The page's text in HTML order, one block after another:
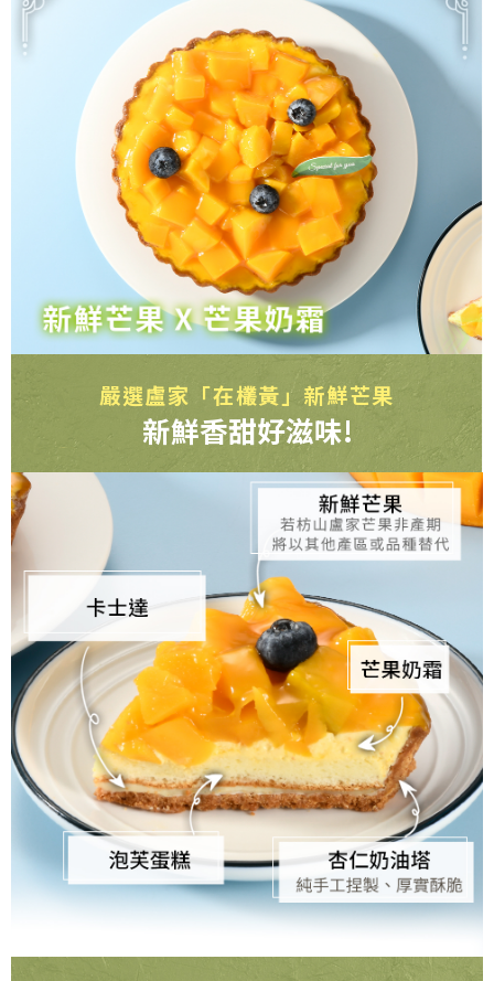
嚴選盧家「在欉黃」新鮮芒果
新鮮香甜好滋味!